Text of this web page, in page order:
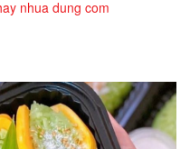
nhua dung com